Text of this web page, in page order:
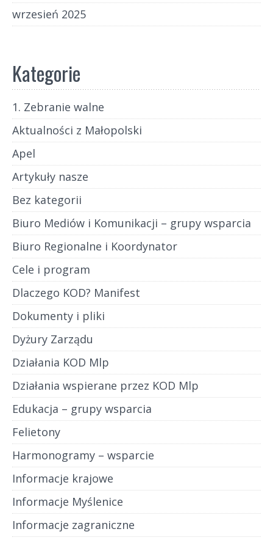
wrzesień 2025
Kategorie
1. Zebranie walne
Aktualności z Małopolski
Apel
Artykuły nasze
Bez kategorii
Biuro Mediów i Komunikacji – grupy wsparcia
Biuro Regionalne i Koordynator
Cele i program
Dlaczego KOD? Manifest
Dokumenty i pliki
Dyżury Zarządu
Działania KOD Mlp
Działania wspierane przez KOD Mlp
Edukacja – grupy wsparcia
Felietony
Harmonogramy – wsparcie
Informacje krajowe
Informacje Myślenice
Informacje zagraniczne